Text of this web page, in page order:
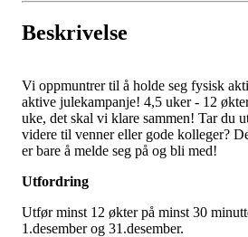
Beskrivelse
Vi oppmuntrer til å holde seg fysisk
aktive julekampanje! 4,5 uker - 12
uke, det skal vi klare sammen! Tar du
videre til venner eller gode kolleger?
er bare å melde seg på og bli med!
Utfordring
Utfør minst 12 økter på minst 30
1.desember og 31.desember.